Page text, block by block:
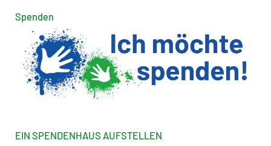
Spenden
EIN SPENDENHAUS AUFSTELLEN